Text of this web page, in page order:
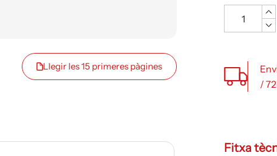
Llegir les 15 primeres pàgines
/
Fitxa